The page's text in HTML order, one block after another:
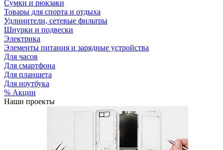
Сумки и рюкзаки
Товары для спорта и отдыха
Удлинители, сетевые фильтры
Шнурки и подвески
Электрика
Элементы питания и зарядные устройства
Для часов
Для смартфона
Для планшета
Для ноутбука
% Акции
Наши проекты